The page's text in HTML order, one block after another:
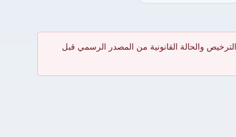
والحالة القانونية من المصدر الرسمي قبل